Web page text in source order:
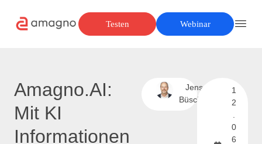
Testen Webinar
Amagno.AI:
Mit KI
Informationen
Jens
Büscher
1
2
0
6